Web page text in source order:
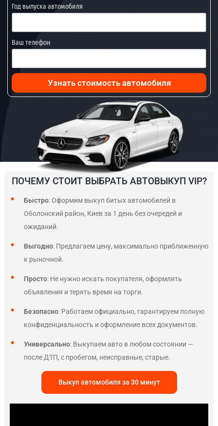
Год выпуска автомобиля
Ваш телефон
Узнать стоимость автомобиля
ПОЧЕМУ СТОИТ ВЫБРАТЬ АВТОВЫКУП VIP?
Быстро: Оформим выкуп битых автомобилей в
Оболонский район, Киев за 1 день без очередей и
ожиданий.
Выгодно: Предлагаем цену, максимально приближенную
к рыночной.
Просто: Не нужно искать покупателя, оформлять
объявления и терять время на торги.
Безопасно: Работаем официально, гарантируем полную
конфиденциальность и оформление всех документов.
Универсально: Выкупаем авто в любом состоянии —
после ДТП, с пробегом, неисправные, старые.
Выкуп автомобиля за 30 минут